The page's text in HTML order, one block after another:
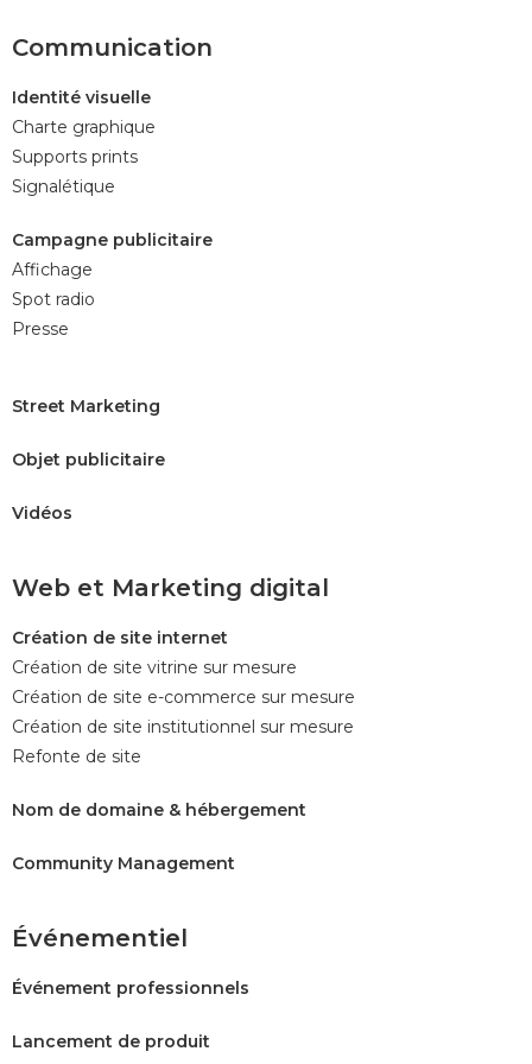
Communication
Identité visuelle
Charte graphique
Supports prints
Signalétique
Campagne publicitaire
Affichage
Spot radio
Presse
Street Marketing
Objet publicitaire
Vidéos
Web et Marketing digital
Création de site internet
Création de site vitrine sur mesure
Création de site e-commerce sur mesure
Création de site institutionnel sur mesure
Refonte de site
Nom de domaine & hébergement
Community Management
Événementiel
Événement professionnels
Lancement de produit